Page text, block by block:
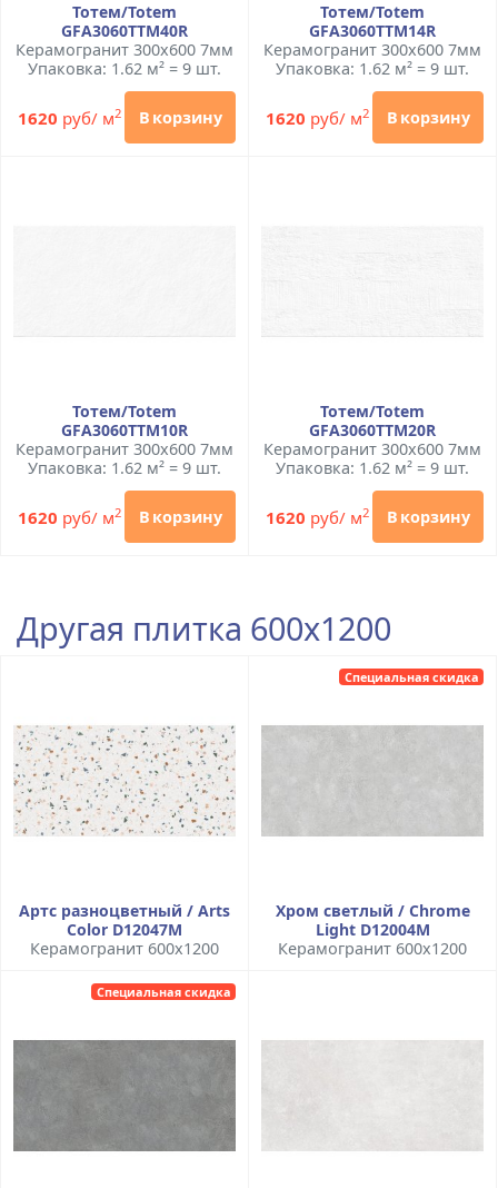
Тотем/Totem
GFA3060TTM40R
Керамогранит 300x600 7мм
Упаковка: 1.62 м² = 9 шт.
1620 руб/ м2 В корзину
Тотем/Totem
GFA3060TTM14R
Керамогранит 300x600 7мм
Упаковка: 1.62 м² = 9 шт.
1620 руб/ м2 В корзину
Тотем/Totem
GFA3060TTM10R
Керамогранит 300x600 7мм
Упаковка: 1.62 м² = 9 шт.
1620 руб/ м2 В корзину
Тотем/Totem
GFA3060TTM20R
Керамогранит 300x600 7мм
Упаковка: 1.62 м² = 9 шт.
1620 руб/ м2 В корзину
Другая плитка 600x1200
Артс разноцветный / Arts
Color D12047M
Керамогранит 600x1200
Специальная скидка
Хром светлый / Chrome
Light D12004M
Керамогранит 600x1200
Специальная скидка